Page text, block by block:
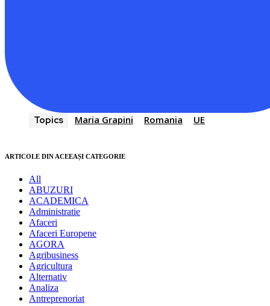
Topics Maria Grapini Romania UE
ARTICOLE DIN ACEEAȘI CATEGORIE
All
ABUZURI
ACADEMICA
Administratie
Afaceri
Afaceri Europene
AGORA
Agribusiness
Agricultura
Alternativ
Analiza
Antreprenoriat